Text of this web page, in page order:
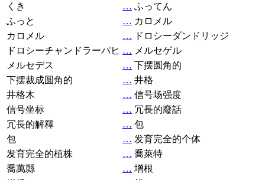
くき
… ふってん
ふっと
… カロメル
カロメル
… ドロシーダンドリッジ
ドロシーチャンドラーパヒ … メルセゲル
メルセデス
… 下摆圆角的
下摆裁成圆角的
… 井格
井格木
… 信号场强度
信号坐标
… 冗長的廢話
冗長的解釋
… 包
包
… 发育完全的个体
发育完全的植株
… 喬萊特
喬萬縣
… 增根